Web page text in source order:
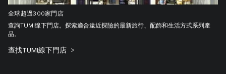
全球超過300家門店
查詢TUMI缐下門店。探索適合遠近探險的最新旅行、配飾和生活方式系列產
品。
查找TUMI線下門店